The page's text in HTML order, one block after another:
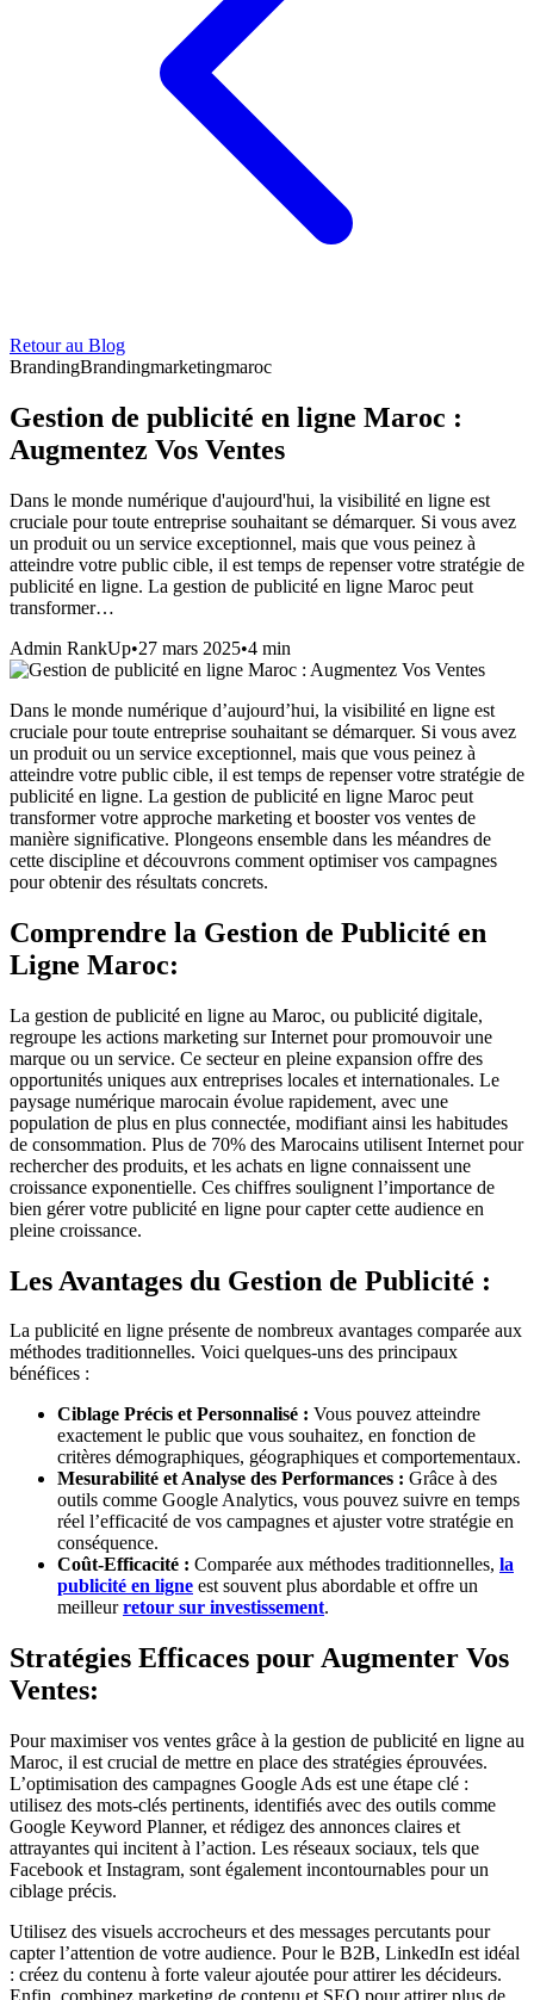
Retour au Blog
BrandingBrandingmarketingmaroc
Gestion de publicité en ligne Maroc :
Augmentez Vos Ventes
Dans le monde numérique d'aujourd'hui, la visibilité en ligne est
cruciale pour toute entreprise souhaitant se démarquer. Si vous avez
un produit ou un service exceptionnel, mais que vous peinez à
atteindre votre public cible, il est temps de repenser votre stratégie de
publicité en ligne. La gestion de publicité en ligne Maroc peut
transformer…
Admin RankUp•27 mars 2025•4 min
Dans le monde numérique d’aujourd’hui, la visibilité en ligne est
cruciale pour toute entreprise souhaitant se démarquer. Si vous avez
un produit ou un service exceptionnel, mais que vous peinez à
atteindre votre public cible, il est temps de repenser votre stratégie de
publicité en ligne. La gestion de publicité en ligne Maroc peut
transformer votre approche marketing et booster vos ventes de
manière significative. Plongeons ensemble dans les méandres de
cette discipline et découvrons comment optimiser vos campagnes
pour obtenir des résultats concrets.
Comprendre la Gestion de Publicité en
Ligne Maroc:
La gestion de publicité en ligne au Maroc, ou publicité digitale,
regroupe les actions marketing sur Internet pour promouvoir une
marque ou un service. Ce secteur en pleine expansion offre des
opportunités uniques aux entreprises locales et internationales. Le
paysage numérique marocain évolue rapidement, avec une
population de plus en plus connectée, modifiant ainsi les habitudes
de consommation. Plus de 70% des Marocains utilisent Internet pour
rechercher des produits, et les achats en ligne connaissent une
croissance exponentielle. Ces chiffres soulignent l’importance de
bien gérer votre publicité en ligne pour capter cette audience en
pleine croissance.
Les Avantages du Gestion de Publicité :
La publicité en ligne présente de nombreux avantages comparée aux
méthodes traditionnelles. Voici quelques-uns des principaux
bénéfices :
Ciblage Précis et Personnalisé : Vous pouvez atteindre
exactement le public que vous souhaitez, en fonction de
critères démographiques, géographiques et comportementaux.
Mesurabilité et Analyse des Performances : Grâce à des
outils comme Google Analytics, vous pouvez suivre en temps
réel l’efficacité de vos campagnes et ajuster votre stratégie en
conséquence.
Coût-Efficacité : Comparée aux méthodes traditionnelles, la
publicité en ligne est souvent plus abordable et offre un
meilleurretour sur investissement.
Stratégies Efficaces pour Augmenter Vos
Ventes:
Pour maximiser vos ventes grâce à la gestion de publicité en ligne au
Maroc, il est crucial de mettre en place des stratégies éprouvées.
L’optimisation des campagnes Google Ads est une étape clé :
utilisez des mots-clés pertinents, identifiés avec des outils comme
Google Keyword Planner, et rédigez des annonces claires et
attrayantes qui incitent à l’action. Les réseaux sociaux, tels que
Facebook et Instagram, sont également incontournables pour un
ciblage précis.
Utilisez des visuels accrocheurs et des messages percutants pour
capter l’attention de votre audience. Pour le B2B, LinkedIn est idéal
: créez du contenu à forte valeur ajoutée pour attirer les décideurs.